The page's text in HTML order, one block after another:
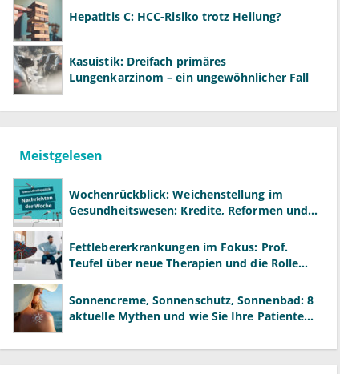
Hepatitis C: HCC-Risiko trotz Heilung?
Kasuistik: Dreifach primäres
Lungenkarzinom – ein ungewöhnlicher Fall
Meistgelesen
Wochenrückblick: Weichenstellung im
Gesundheitswesen: Kredite, Reformen und
Fettlebererkrankungen im Fokus: Prof.
Teufel über neue Therapien und die Rolle
Sonnencreme, Sonnenschutz, Sonnenbad: 8
aktuelle Mythen und wie Sie Ihre Patienten